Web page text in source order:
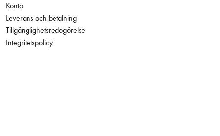
Konto
Leverans och betalning
Tillgänglighetsredogörelse
Integritetspolicy